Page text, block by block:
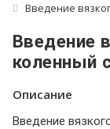
Введение
Введение
коленный
Описание
Введение